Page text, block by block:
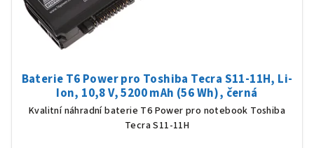
Baterie T6 Power pro Toshiba Tecra S11-11H, Li-
Ion, 10,8 V, 5200 mAh (56 Wh), černá
Kvalitní náhradní baterie T6 Power pro notebook Toshiba
Tecra S11-11H